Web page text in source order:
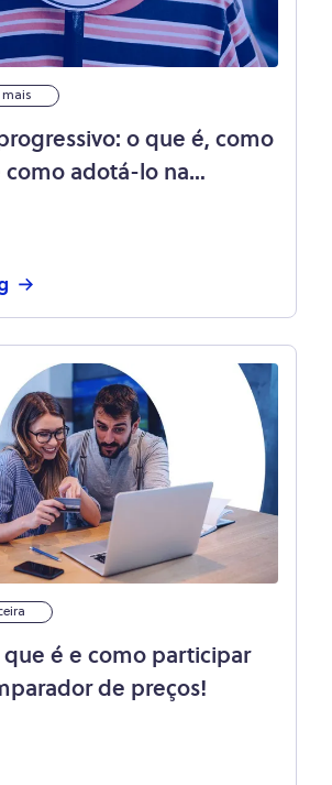
o que é, como
como adotá-lo na
que é e como participar
de preços!